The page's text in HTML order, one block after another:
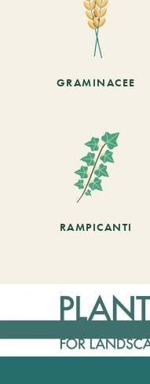
GRAMINACEE
RAMPICANTI